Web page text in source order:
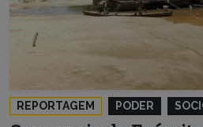
REPORTAGEM PODER